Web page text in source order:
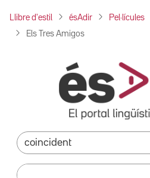
Llibre d'estil ésAdir Pel·lícules
Els Tres Amigos